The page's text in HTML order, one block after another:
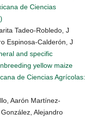
de Ciencias
Tadeo-Robledo, J
Espinosa-Calderón, J
and specific
yellow maize
de Ciencias Agrícolas:
Aarón Martínez-
Alejandro